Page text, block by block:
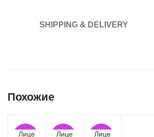
SHIPPING & DELIVERY
Похожие
Лице
Лице
Лице